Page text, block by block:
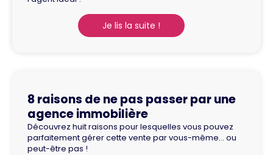
Je lis la suite !
8 raisons de ne pas passer par une
agence immobilière
Découvrez huit raisons pour lesquelles vous pouvez
parfaitement gérer cette vente par vous-même… ou
peut-être pas !